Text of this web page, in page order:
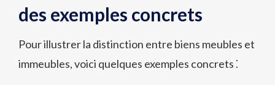
des exemples concrets
Pour illustrer la distinction entre biens meubles et
immeubles, voici quelques exemples concrets ⁚